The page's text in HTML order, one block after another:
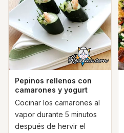
Pepinos rellenos con
camarones y yogurt
Cocinar los camarones al
vapor durante 5 minutos
después de hervir el